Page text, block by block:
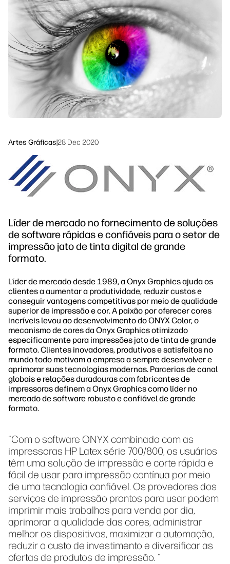
linkedInfacebook
twitteryoutube
Soluções de processo de trabalho
Sustentabilidade
Artes Gráficas|28 Dec 2020
Líder de mercado no fornecimento de soluções
de software rápidas e confiáveis para o setor de
impressão jato de tinta digital de grande
formato.
Líder de mercado desde 1989, a Onyx Graphics ajuda os
clientes a aumentar a produtividade, reduzir custos e
conseguir vantagens competitivas por meio de qualidade
superior de impressão e cor. A paixão por oferecer cores
incríveis levou ao desenvolvimento do ONYX Color, o
mecanismo de cores da Onyx Graphics otimizado
especificamente para impressões jato de tinta de grande
formato. Clientes inovadores, produtivos e satisfeitos no
mundo todo motivam a empresa a sempre desenvolver e
aprimorar suas tecnologias modernas. Parcerias de canal
globais e relações duradouras com fabricantes de
impressoras definem a Onyx Graphics como líder no
mercado de software robusto e confiável de grande
formato.
"Com o software ONYX combinado com as
impressoras HP Latex série 700/800, os usuários
têm uma solução de impressão e corte rápida e
fácil de usar para impressão contínua por meio
de uma tecnologia confiável. Os provedores dos
serviços de impressão prontos para usar podem
imprimir mais trabalhos para venda por dia,
aprimorar a qualidade das cores, administrar
melhor os dispositivos, maximizar a automação,
reduzir o custo de investimento e diversificar as
ofertas de produtos de impressão. "